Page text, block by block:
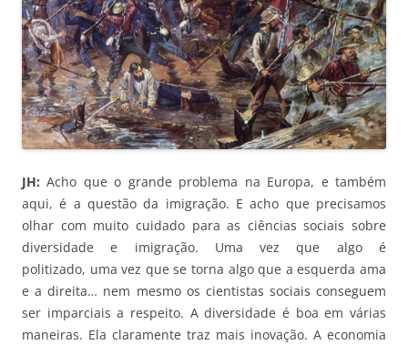
JH: Acho que o grande problema na Europa, e também
aqui, é a questão da imigração. E acho que precisamos
olhar com muito cuidado para as ciências sociais sobre
diversidade e imigração. Uma vez que algo é
politizado, uma vez que se torna algo que a esquerda ama
e a direita… nem mesmo os cientistas sociais conseguem
ser imparciais a respeito. A diversidade é boa em várias
maneiras. Ela claramente traz mais inovação. A economia